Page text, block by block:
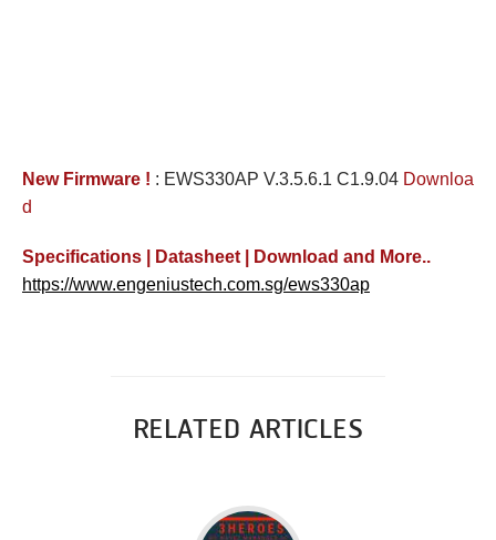
New Firmware ! : EWS330AP V.3.5.6.1 C1.9.04 Downloa
d
Specifications | Datasheet | Download and More..
https://www.engeniustech.com.sg/ews330ap
RELATED ARTICLES